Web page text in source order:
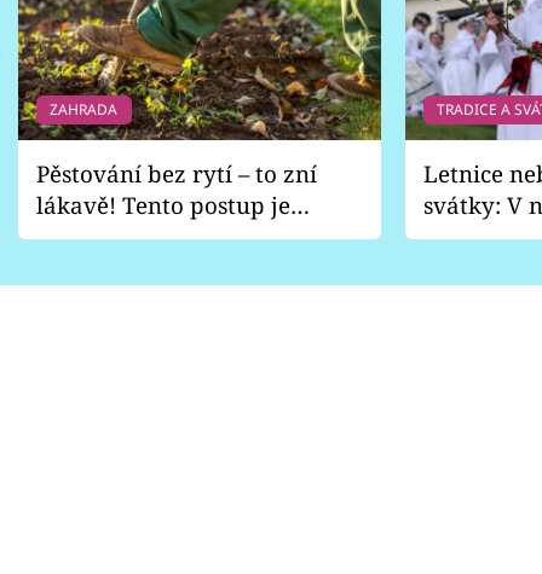
ZAHRADA
Pěstování bez rytí – to zní
lákavě! Tento postup je
vhodný jen pro některé
TRADICE A
Letnice
svátky: V
pondělí